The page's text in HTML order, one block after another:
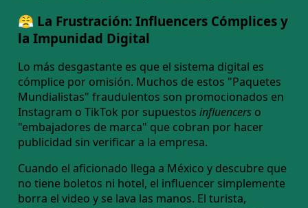
😤 La Frustración: Influencers Cómplices y
la Impunidad Digital
Lo más desgastante es que el sistema digital es
cómplice por omisión. Muchos de estos "Paquetes
Mundialistas" fraudulentos son promocionados en
Instagram o TikTok por supuestos influencers o
"embajadores de marca" que cobran por hacer
publicidad sin verificar a la empresa.
Cuando el aficionado llega a México y descubre que
no tiene boletos ni hotel, el influencer simplemente
borra el video y se lava las manos. El turista,